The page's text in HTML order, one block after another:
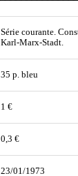
Série courante.
Karl-Marx-Stadt.
35 p. bleu
1 €
0,3 €
23/01/1973